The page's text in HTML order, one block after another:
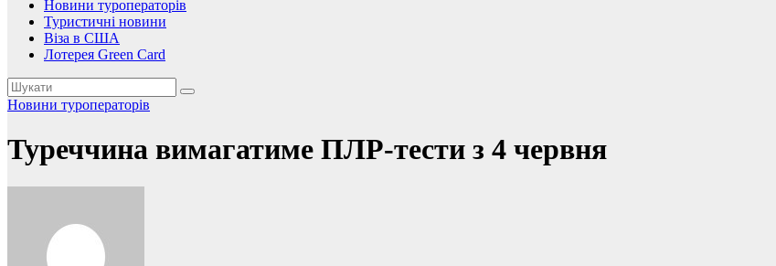
Новини туроператорів
Туристичні новини
Віза в США
Лотерея Green Card
Новини туроператорів
Туреччина вимагатиме ПЛР-тести з 4 червня